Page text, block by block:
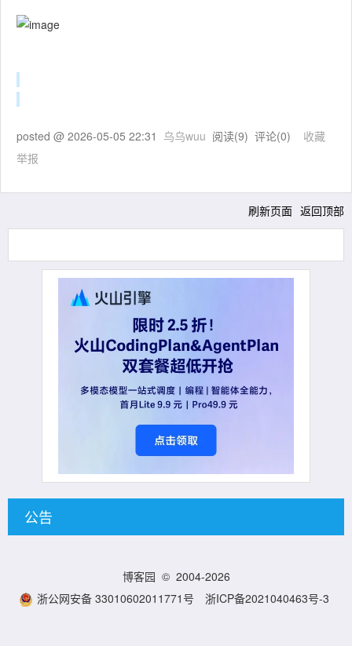
posted @ 2026-05-05 22:31 乌乌wuu 阅读(9) 评论(0) 收藏
举报
刷新页面 返回顶部
公告
博客园 © 2004-2026
浙公网安备 33010602011771号
浙ICP备2021040463号-3